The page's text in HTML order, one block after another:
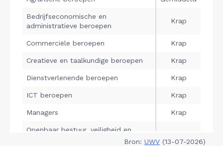
Bron: UWV (13-07-2026)